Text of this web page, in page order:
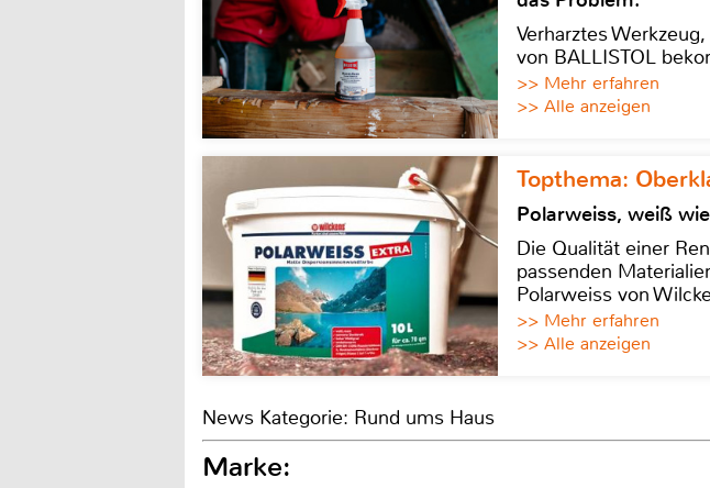
Verharztes
von BALLISTOL
>> Mehr erfahren
>> Alle anzeigen
Topthema:
Polarweiss, weiß
Die Qualität einer
passenden
Polarweiss von
>> Mehr erfahren
>> Alle anzeigen
News Kategorie: Rund ums Haus
Marke: